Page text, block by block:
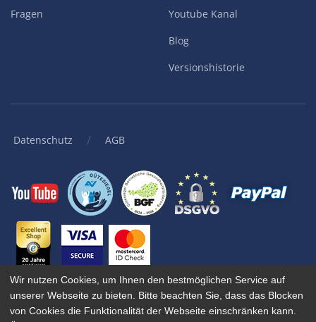
Fragen
Youtube Kanal
Blog
Versionshistorie
Datenschutz / AGB
© 2001-2026KingBill GmbH. Alle Rechte vorbehalten.
Wir nutzen Cookies, um Ihnen den bestmöglichen Service auf
unserer Webseite zu bieten. Bitte beachten Sie, dass das Blocken
von Cookies die Funktionalität der Webseite einschränken kann.